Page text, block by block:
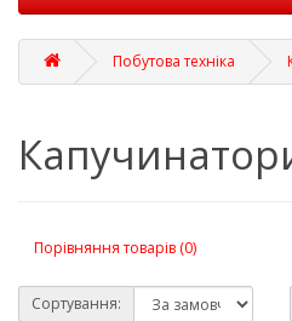
Побутова техніка
Порівняння товарів (0)
Сортування: